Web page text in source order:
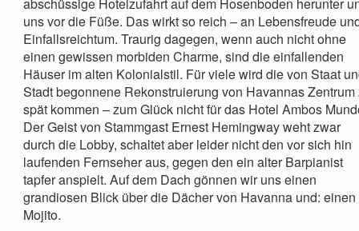
uns vor die Füße. Das wirkt so reich – an Lebensfreude
Einfallsreichtum. Traurig dagegen, wenn auch nicht ohne
einen gewissen morbiden Charme, sind die einfallenden
Häuser im alten Kolonialstil. Für viele wird die von Staat
Stadt begonnene Rekonstruierung von Havannas Zentrum
spät kommen – zum Glück nicht für das Hotel Ambos
Der Geist von Stammgast Ernest Hemingway weht zwar
durch die Lobby, schaltet aber leider nicht den vor sich hin
laufenden Fernseher aus, gegen den ein alter Barpianist
tapfer anspielt. Auf dem Dach gönnen wir uns einen
grandiosen Blick über die Dächer von Havanna und: einen
Mojito.